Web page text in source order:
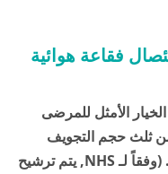
فقاعة هوائية
الأمثل للمرضى
ثلث حجم التجويف
لـNHS, يتم ترشيح